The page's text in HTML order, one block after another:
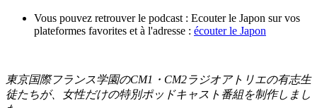
Vous pouvez retrouver le podcast : Ecouter le Japon sur vos
plateformes favorites et à l'adresse : écouter le Japon
東京国際フランス学園のCM1 ・ CM2ラジオアトリエの有志生
徒たちが、女性だけの特別ポッドキャスト番組を制作しまし